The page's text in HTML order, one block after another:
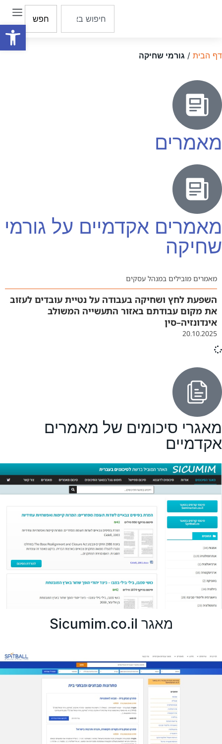
פתח
חפש
דף הבית / גורמי שחיקה
מאמרים
מאמרים אקדמיים על גורמי
שחיקה
מאמרים מובילים במנהל עסקים
השפעת לחץ ושחיקה בעבודה על נטיית עובדים לעזוב
את מקום עבודתם באזור התעשייה המשולב
אינדונזיה–סין
20.10.2025
מאגרי סיכומים של מאמרים
אקדמיים
מאגר Sicumim.co.il